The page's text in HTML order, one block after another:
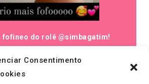
Consentimento
fofineo do rolê @simbagatim!